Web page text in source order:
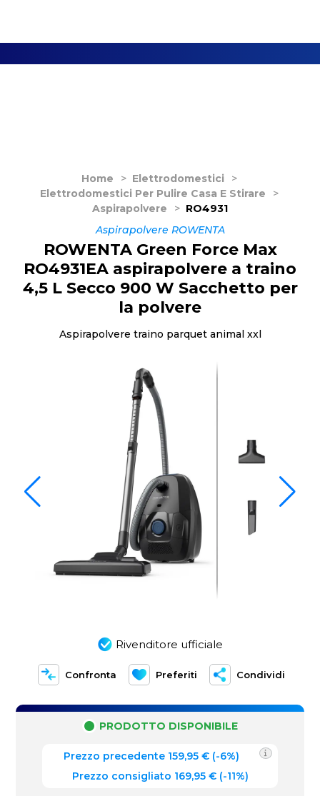
Home > Elettrodomestici
>
Elettrodomestici Per Pulire Casa E Stirare
>
Aspirapolvere
> RO4931
Aspirapolvere ROWENTA
Rivenditore ufficiale
Confronta Preferiti Condividi
ROWENTA Green Force Max
RO4931EA aspirapolvere a traino
4,5 L Secco 900 W Sacchetto per
la polvere
Aspirapolvere traino parquet animal xxl
PRODOTTO DISPONIBILE
Prezzo precedente 159,95 € (-6%)
Prezzo consigliato 169,95 € (-11%)